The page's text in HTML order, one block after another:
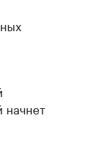
начнет